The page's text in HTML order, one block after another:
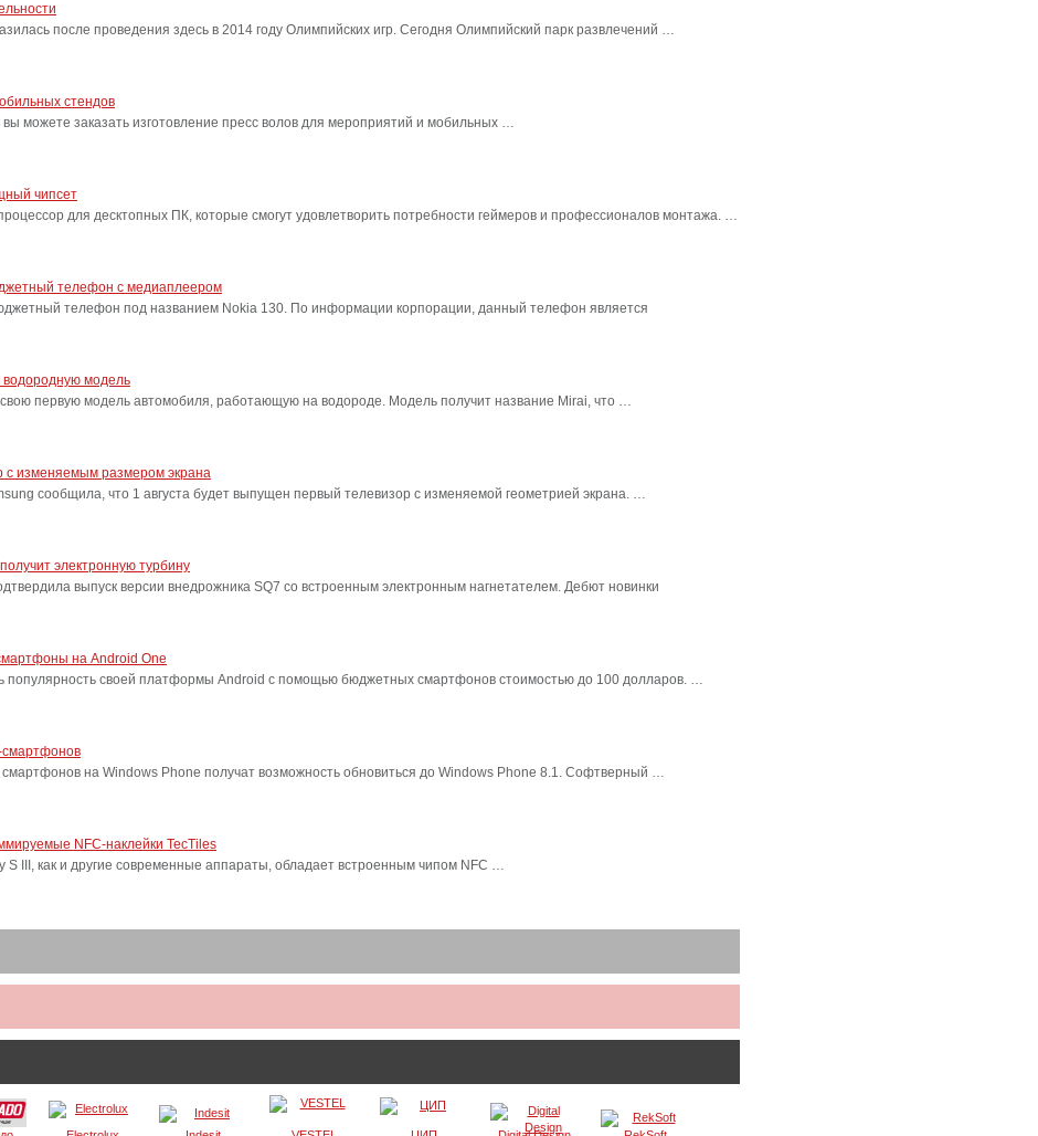
после проведения здесь в 2014 году Олимпийских игр. Сегодня Олимпийский парк развлечений …
стендов
можете заказать изготовление пресс волов для мероприятий и мобильных …
чипсет
для десктопных ПК, которые смогут удовлетворить потребности геймеров и профессионалов монтажа. …
телефон с медиаплеером
телефон под названием Nokia 130. По информации корпорации, данный телефон является
водородную модель
первую модель автомобиля, работающую на водороде. Модель получит название Mirai, что …
с изменяемым размером экрана
сообщила, что 1 августа будет выпущен первый телевизор с изменяемой геометрией экрана. …
электронную турбину
выпуск версии внедрожника SQ7 со встроенным электронным нагнетателем. Дебют новинки
на Android One
популярность своей платформы Android с помощью бюджетных смартфонов стоимостью до 100 долларов. …
смартфонов
на Windows Phone получат возможность обновиться до Windows Phone 8.1. Софтверный …
NFC-наклейки TecTiles
S III, как и другие современные аппараты, обладает встроенным чипом NFC …